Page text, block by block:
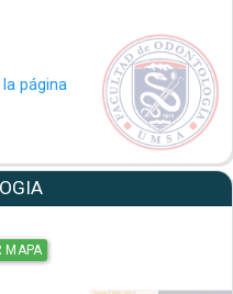
página
MAPA